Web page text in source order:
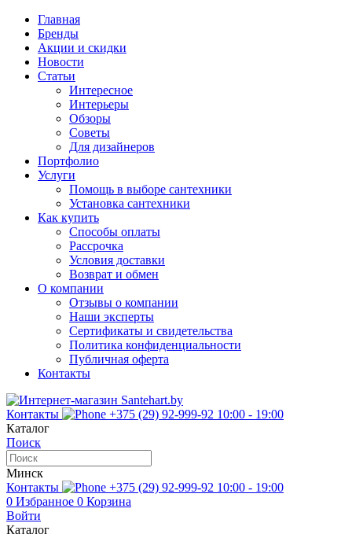
Главная
Бренды
Акции и скидки
Новости
Статьи
Интересное
Интерьеры
Обзоры
Советы
Для дизайнеров
Портфолио
Услуги
Помощь в выборе сантехники
Установка сантехники
Как купить
Способы оплаты
Рассрочка
Условия доставки
Возврат и обмен
О компании
Отзывы о компании
Наши эксперты
Сертификаты и свидетельства
Политика конфиденциальности
Публичная оферта
Контакты
Контакты +375 (29) 92-999-92 10:00 - 19:00
Каталог
Поиск
Минск
Контакты
+375 (29) 92-999-92 10:00 - 19:00
0 Избранное 0 Корзина
Войти
Каталог